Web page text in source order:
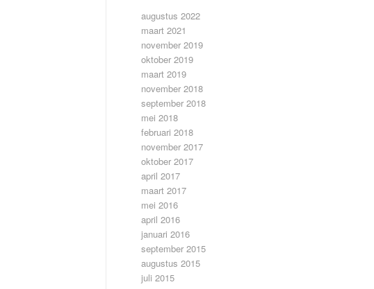
augustus 2022
maart 2021
november 2019
oktober 2019
maart 2019
november 2018
september 2018
mei 2018
februari 2018
november 2017
oktober 2017
april 2017
maart 2017
mei 2016
april 2016
januari 2016
september 2015
augustus 2015
juli 2015